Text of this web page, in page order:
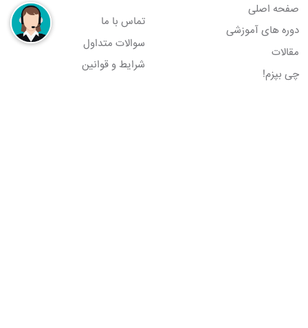
صفحه اصلی
دوره های آموزشی
مقالات
چی بپزم!
تماس با ما
سوالات متداول
شرایط و قوانین